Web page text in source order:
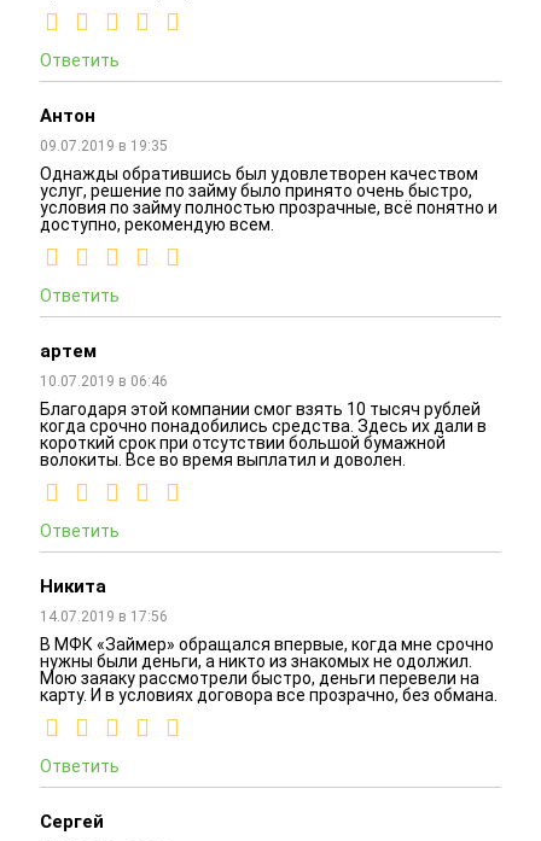
Ответить
Антон
09.07.2019 в 19:35
Однажды обратившись был удовлетворен качеством
услуг, решение по займу было принято очень быстро,
условия по займу полностью прозрачные, всё понятно и
доступно, рекомендую всем.
Ответить
артем
10.07.2019 в 06:46
Благодаря этой компании смог взять 10 тысяч рублей
когда срочно понадобились средства. Здесь их дали в
короткий срок при отсутствии большой бумажной
волокиты. Все во время выплатил и доволен.
Ответить
Никита
14.07.2019 в 17:56
В МФК «Займер» обращался впервые, когда мне срочно
нужны были деньги, а никто из знакомых не одолжил.
Мою заяаку рассмотрели быстро, деньги перевели на
карту. И в условиях договора все прозрачно, без обмана.
Ответить
Сергей